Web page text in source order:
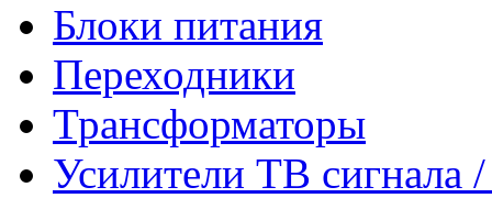
Блоки питания
Переходники
Трансформаторы
Усилители ТВ сигнала